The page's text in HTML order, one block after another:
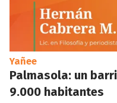
Yañee
Palmasola: un
9.000 habitantes